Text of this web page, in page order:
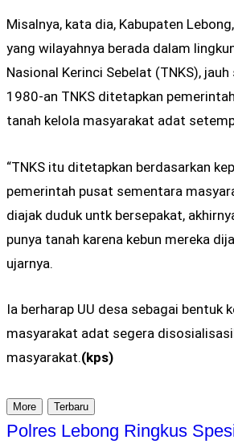
Misalnya, kata dia, Kabupaten
yang wilayahnya berada dalam
Nasional Kerinci Sebelat (TNKS),
1980-an TNKS ditetapkan
tanah kelola masyarakat adat
“TNKS itu ditetapkan berdasarkan
pemerintah pusat sementara
diajak duduk untk bersepakat,
punya tanah karena kebun mereka
ujarnya.
Ia berharap UU desa sebagai bentuk
masyarakat adat segera
masyarakat.(kps)
More Terbaru
Polres Lebong Ringkus